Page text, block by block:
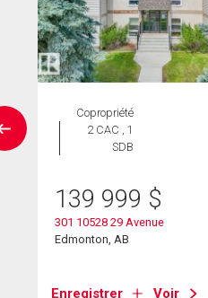
Copropriété
2 CAC , 1
SDB
139 999 $
301 10528 29 Avenue
Edmonton, AB
Enregistrer Voir